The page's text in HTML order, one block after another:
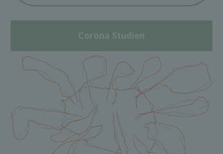
Corona Studien